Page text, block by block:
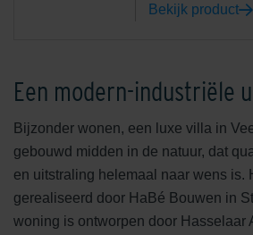
Bekijk product
Een modern-industriële
Bijzonder wonen, een luxe villa in
gebouwd midden in de natuur, dat
en uitstraling helemaal naar wens is.
gerealiseerd door HaBé Bouwen in
woning is ontworpen door Hasselaar